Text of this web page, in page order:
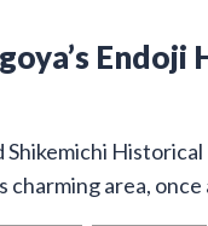
Endoji
Shikemichi
charming area,